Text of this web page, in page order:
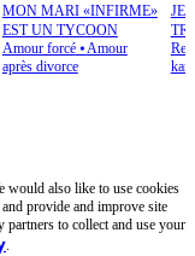
MON MARI «INFIRME»
EST UN TYCOON
Amour forcé⦁Amour
après divorce
JE
would also like to use cookies
provide and improve site
to collect and use your
.